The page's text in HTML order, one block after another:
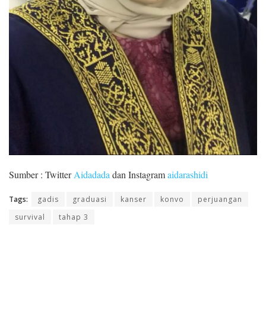
Sumber : TwitterAidadada dan Instagramaidarashidi
Tags: gadis graduasi kanser konvo
perjuangan
survival
tahap 3